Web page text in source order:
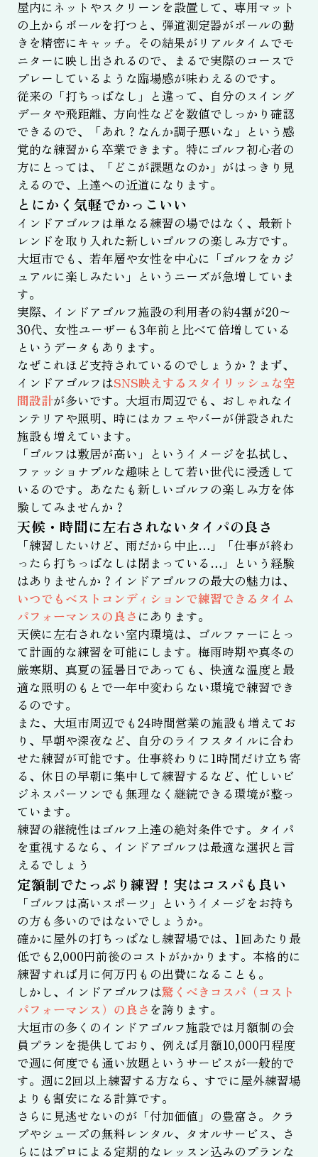
屋内にネットやスクリーンを設置して、専用マット
の上からボールを打つと、弾道測定器がボールの動
きを精密にキャッチ。その結果がリアルタイムでモ
ニターに映し出されるので、まるで実際のコースで
プレーしているような臨場感が味わえるのです。
従来の「打ちっぱなし」と違って、自分のスイング
データや飛距離、方向性などを数値でしっかり確認
できるので、「あれ？なんか調子悪いな」という感
覚的な練習から卒業できます。特にゴルフ初心者の
方にとっては、「どこが課題なのか」がはっきり見
えるので、上達への近道になります。
とにかく気軽でかっこいい
インドアゴルフは単なる練習の場ではなく、最新ト
レンドを取り入れた新しいゴルフの楽しみ方です。
大垣市でも、若年層や女性を中心に「ゴルフをカジ
ュアルに楽しみたい」というニーズが急増していま
す。
実際、インドアゴルフ施設の利用者の約4割が20〜
30代、女性ユーザーも3年前と比べて倍増している
というデータもあります。
なぜこれほど支持されているのでしょうか？まず、
インドアゴルフはSNS映えするスタイリッシュな空
間設計が多いです。大垣市周辺でも、おしゃれなイ
ンテリアや照明、時にはカフェやバーが併設された
施設も増えています。
「ゴルフは敷居が高い」というイメージを払拭し、
ファッショナブルな趣味として若い世代に浸透して
いるのです。あなたも新しいゴルフの楽しみ方を体
験してみませんか？
天候・時間に左右されないタイパの良さ
「練習したいけど、雨だから中止…」「仕事が終わ
ったら打ちっぱなしは閉まっている…」という経験
はありませんか？インドアゴルフの最大の魅力は、
いつでもベストコンディションで練習できるタイム
パフォーマンスの良さ にあります。
天候に左右されない室内環境は、ゴルファーにとっ
て計画的な練習を可能にします。梅雨時期や真冬の
厳寒期、真夏の猛暑日であっても、快適な温度と最
適な照明のもとで一年中変わらない環境で練習でき
るのです。
また、大垣市周辺でも24時間営業の施設も増えてお
り、早朝や深夜など、自分のライフスタイルに合わ
せた練習が可能です。仕事終わりに1時間だけ立ち寄
る、休日の早朝に集中して練習するなど、忙しいビ
ジネスパーソンでも無理なく継続できる環境が整っ
ています。
練習の継続性はゴルフ上達の絶対条件です。タイパ
を重視するなら、インドアゴルフは最適な選択と言
えるでしょう
定額制でたっぷり練習！実はコスパも良い
「ゴルフは高いスポーツ」というイメージをお持ち
の方も多いのではないでしょうか。
確かに屋外の打ちっぱなし練習場では、1回あたり最
低でも2,000円前後のコストがかかります。本格的に
練習すれば月に何万円もの出費になることも。
しかし、インドアゴルフは驚くべきコスパ（コスト
パフォーマンス）の良さ を誇ります。
大垣市の多くのインドアゴルフ施設では月額制の会
員プランを提供しており、例えば月額10,000円程度
で週に何度でも通い放題というサービスが一般的で
す。週に2回以上練習する方なら、すでに屋外練習場
よりも割安になる計算です。
さらに見逃せないのが「付加価値」の豊富さ。クラ
ブやシューズの無料レンタル、タオルサービス、さ
らにはプロによる定期的なレッスン込みのプランな